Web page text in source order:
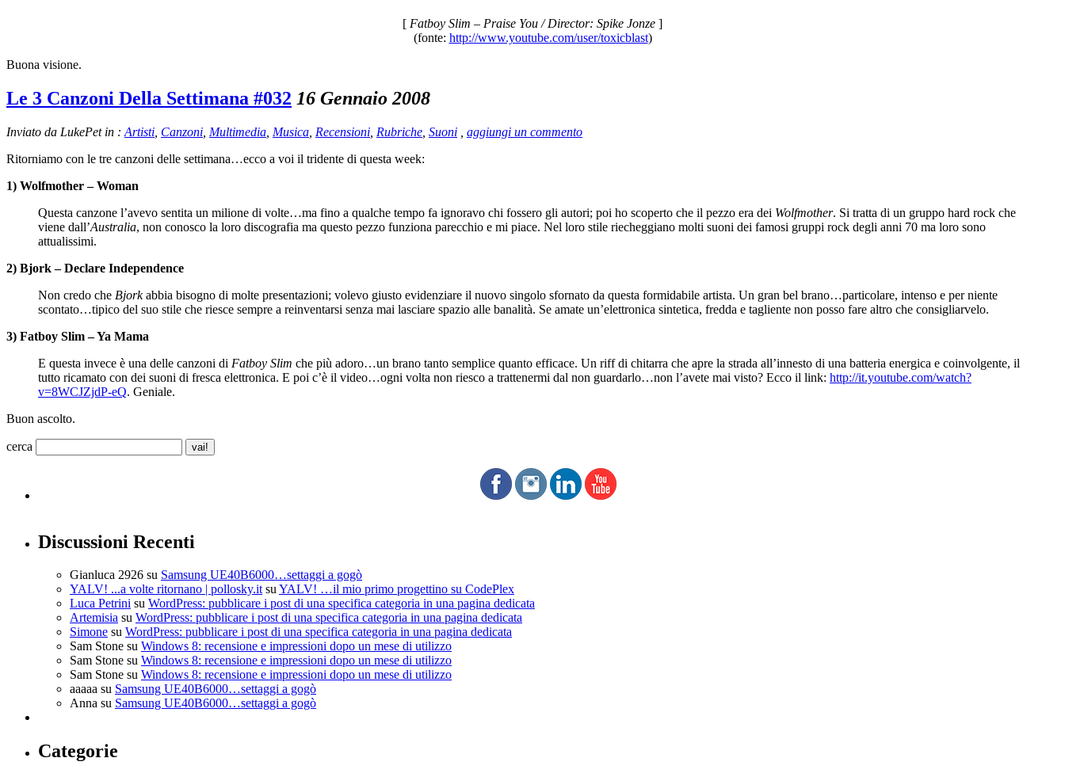
[ Fatboy Slim – Praise You / Director: Spike Jonze ]
(fonte: http://www.youtube.com/user/toxicblast)
Buona visione.
Le 3 Canzoni Della Settimana #032 16 Gennaio 2008
Inviato da LukePet in : Artisti Canzoni Multimedia Musica Recensioni Rubriche Suoni
aggiungi un commento
Ritorniamo con le tre canzoni delle settimana…ecco a voi il tridente di questa week:
1) Wolfmother – Woman
Questa canzone l’avevo sentita un milione di volte…ma fino a qualche tempo fa ignoravo chi fossero gli autori; poi ho scoperto che il pezzo era dei Wolfmother. Si tratta di un gruppo hard rock che
viene dall’Australia, non conosco la loro discografia ma questo pezzo funziona parecchio e mi piace. Nel loro stile riecheggiano molti suoni dei famosi gruppi rock degli anni 70 ma loro sono
attualissimi.
2) Bjork – Declare Independence
Non credo che Bjorkabbia bisogno di molte presentazioni; volevo giusto evidenziare il nuovo singolo sfornato da questa formidabile artista. Un gran bel brano…particolare, intenso e per niente
scontato…tipico del suo stile che riesce sempre a reinventarsi senza mai lasciare spazio alle banalità. Se amate un’elettronica sintetica, fredda e tagliente non posso fare altro che consigliarvelo.
3) Fatboy Slim – Ya Mama
E questa invece è una delle canzoni di Fatboy Slim che più adoro…un brano tanto semplice quanto efficace. Un riff di chitarra che apre la strada all’innesto di una batteria energica e coinvolgente, il
tutto ricamato con dei suoni di fresca elettronica. E poi c’è il video…ogni volta non riesco a trattenermi dal non guardarlo…non l’avete mai visto? Ecco il link: http://it.youtube.com/watch?
v=8WCJZjdP-eQ. Geniale.
Buon ascolto.
cerca
Discussioni Recenti
Gianluca 2926 su Samsung UE40B6000…settaggi a gogò
YALV! ...a volte ritornano | pollosky.itsuYALV! …il mio primo progettino su CodePlex
Luca Petrini su WordPress: pubblicare i post di una specifica categoria in una pagina dedicata
Artemisia su WordPress: pubblicare i post di una specifica categoria in una pagina dedicata
Simone su WordPress: pubblicare i post di una specifica categoria in una pagina dedicata
Sam Stone su Windows 8: recensione e impressioni dopo un mese di utilizzo
Sam Stone su Windows 8: recensione e impressioni dopo un mese di utilizzo
Sam Stone su Windows 8: recensione e impressioni dopo un mese di utilizzo
aaaaa su Samsung UE40B6000…settaggi a gogò
Anna su Samsung UE40B6000…settaggi a gogò
Categorie